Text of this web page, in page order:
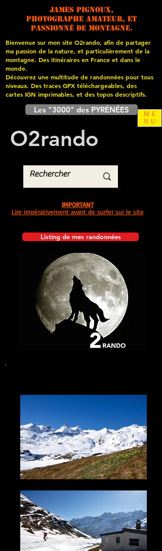
James PIGNOUX,
photographe amateur, et
passionné de montagne.
Bienvenue sur mon site O2rando, afin de partager
ma passion de la nature, et particulièrement de la
montagne. Des itinéraires en France et dans le
monde.
Découvrez une multitude de randonnées pour tous
niveaux. Des traces GPX téléchargeables, des
cartes IGN imprimables, et des topos descriptifs.
Les "3000" des PYRÉNÉES
O2rando
Listing de mes randonnées
IMPORTANT
Lire impérativement avant de surfer sur le site
ME
NU